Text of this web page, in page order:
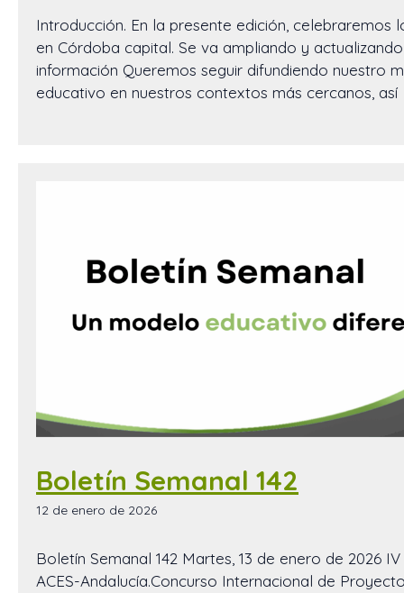
Introducción. En la presente edición, celebraremos
en Córdoba capital. Se va ampliando y
información Queremos seguir difundiendo nuestro
educativo en nuestros contextos más cercanos, así
Boletín Semanal 142
12 de enero de 2026
Boletín Semanal 142 Martes, 13 de enero de 2026
ACES-Andalucía.Concurso Internacional de